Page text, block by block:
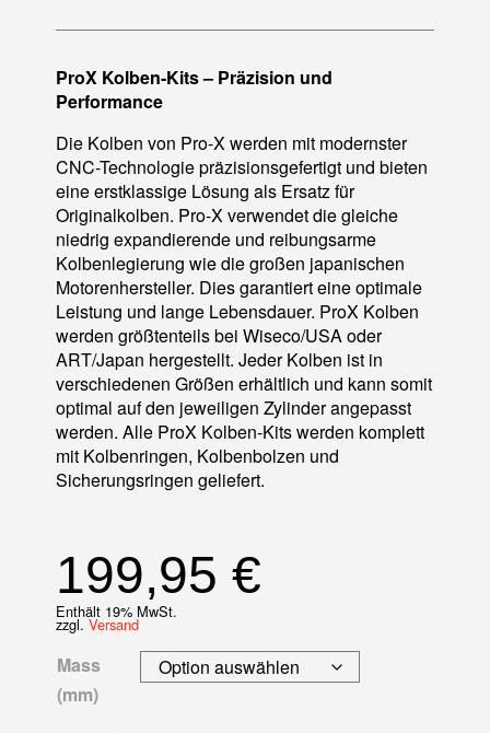
ProX Kolben-Kits – Präzision und
Performance
Die Kolben von Pro-X werden mit modernster
CNC-Technologie präzisionsgefertigt und bieten
eine erstklassige Lösung als Ersatz für
Originalkolben. Pro-X verwendet die gleiche
niedrig expandierende und reibungsarme
Kolbenlegierung wie die großen japanischen
Motorenhersteller. Dies garantiert eine optimale
Leistung und lange Lebensdauer. ProX Kolben
werden größtenteils bei Wiseco/USA oder
ART/Japan hergestellt. Jeder Kolben ist in
verschiedenen Größen erhältlich und kann somit
optimal auf den jeweiligen Zylinder angepasst
werden. Alle ProX Kolben-Kits werden komplett
mit Kolbenringen, Kolbenbolzen und
Sicherungsringen geliefert.
199,95 €
Enthält 19% MwSt.
zzgl. Versand
Mass
(mm)